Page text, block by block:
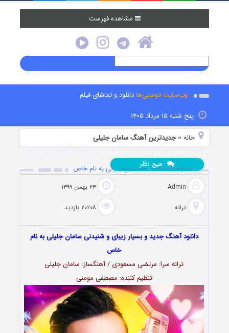
مشاهده فهرست
وب‌سایت دوستی‌هادانلود و تماشای فیلم
پنج شنبه ۱۵ مرداد ۱۴۰۵
خانه »جدیدترین آهنگ سامان جلیلی
دانلود آهنگ جدید سامان جلیلی به نام خاص
Admin ۲۳ بهمن ۱۳۹۹
ترانه ۲۰۲۰۸ بازدید
هیچ نظر
دانلود آهنگ جدید و بسیار زیبای و شنیدنی سامان جلیلی به نام
خاص
ترانه سرا: مرتضی مسعودی / آهنگساز: سامان جلیلی
تنظیم کننده: مصطفی مومنی